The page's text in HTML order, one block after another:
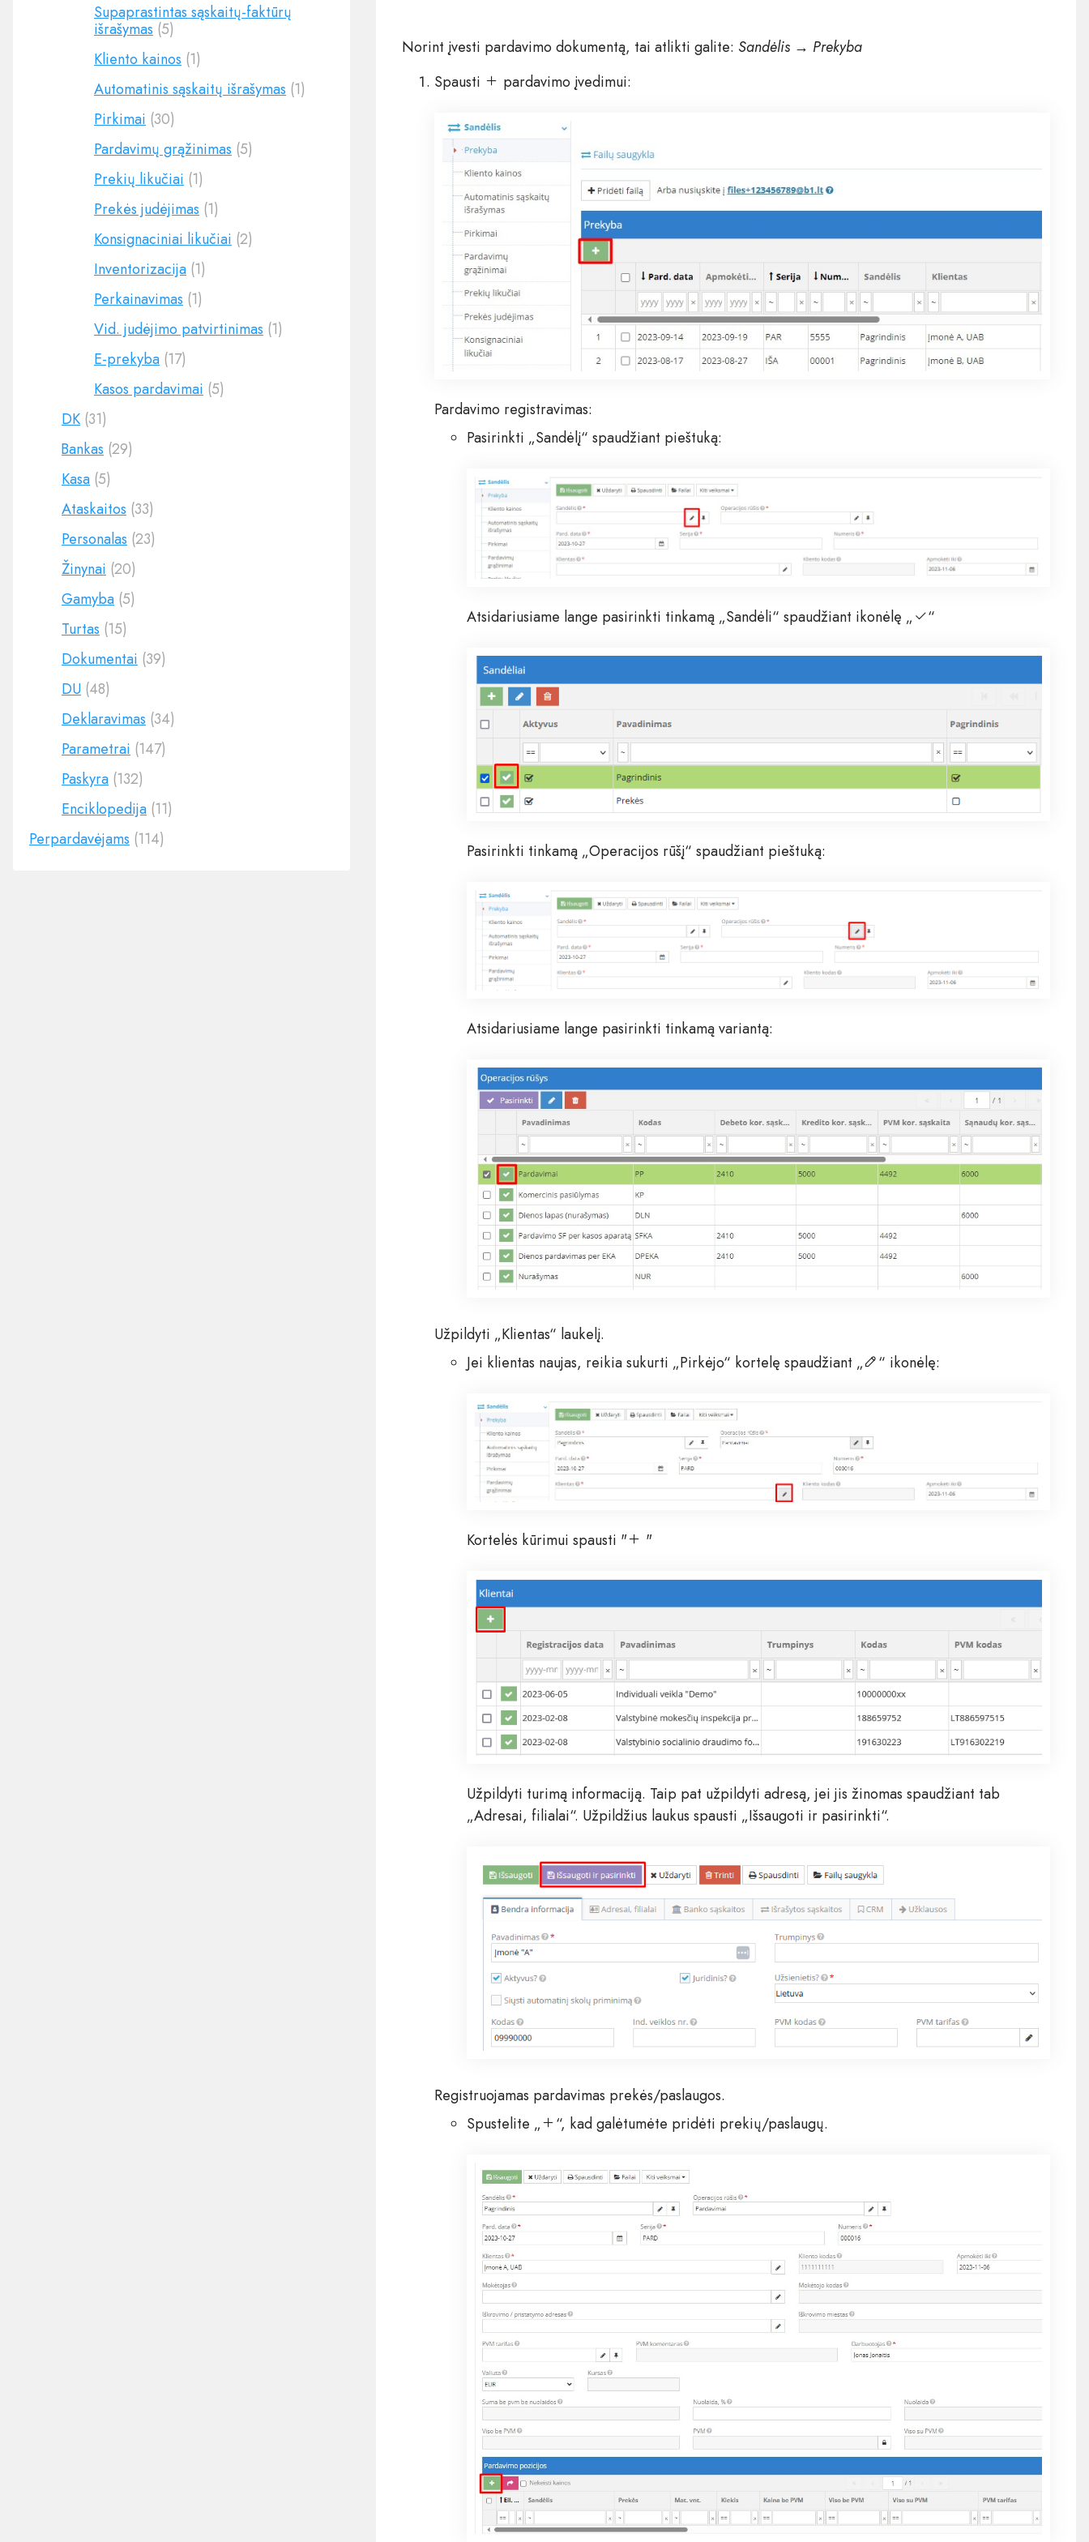
Supaprastintas sąskaitų-faktūrų
išrašymas (5)
Kliento kainos (1)
Automatinis sąskaitų išrašymas (1)
Pirkimai (30)
Pardavimų grąžinimas (5)
Prekių likučiai (1)
Prekės judėjimas (1)
Konsignaciniai likučiai (2)
Inventorizacija (1)
Perkainavimas (1)
Vid. judėjimo patvirtinimas (1)
E-prekyba (17)
Kasos pardavimai (5)
DK (31)
Bankas (29)
Kasa (5)
Ataskaitos (33)
Personalas (23)
Žinynai (20)
Gamyba (5)
Turtas (15)
Dokumentai (39)
DU (48)
Deklaravimas (34)
Parametrai (147)
Paskyra (132)
Enciklopedija (11)
Perpardavėjams (114)
Norint įvesti pardavimo dokumentą, tai atlikti galite: Sandėlis → Prekyba
Spausti
pardavimo įvedimui:
Pardavimo registravimas:
Pasirinkti „Sandėlį“ spaudžiant pieštuką:
Atsidariusiame lange pasirinkti tinkamą „Sandėli“ spaudžiant ikonėlę „ “
Pasirinkti tinkamą „Operacijos rūšį“ spaudžiant pieštuką:
Atsidariusiame lange pasirinkti tinkamą variantą:
Užpildyti „Klientas“ laukelį.
Jei klientas naujas, reikia sukurti „Pirkėjo“ kortelę spaudžiant „
“ ikonėlę:
Kortelės kūrimui spausti " "
Užpildyti turimą informaciją. Taip pat užpildyti adresą, jei jis žinomas spaudžiant tab
„Adresai, filialai“. Užpildžius laukus spausti „Išsaugoti ir pasirinkti“.
Registruojamas pardavimas prekės/paslaugos.
Spustelite „
“, kad galėtumėte pridėti prekių/paslaugų.